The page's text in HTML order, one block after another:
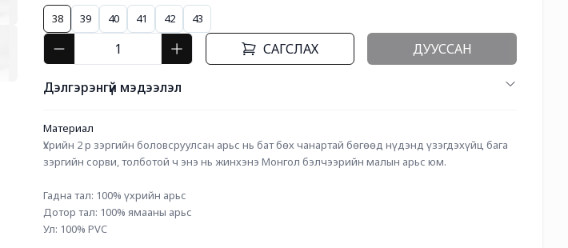
38 39 40 41 42 43
САГСЛАХ ДУУССАН
Дэлгэрэнгүй мэдээлэл
Материал
Үхрийн 2 р зэргийн боловсруулсан арьс нь бат бөх чанартай бөгөөд нүдэнд үзэгдэхүйц бага
зэргийн сорви, толботой ч энэ нь жинхэнэ Монгол бэлчээрийн малын арьс юм.
Гадна тал: 100% үхрийн арьс
Дотор тал: 100% ямааны арьс
Ул: 100% PVC